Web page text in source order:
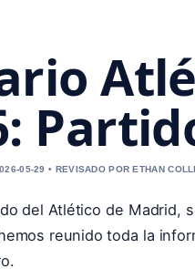
05-29 • REVISADO POR ETHAN
del Atlético de
reunido toda la